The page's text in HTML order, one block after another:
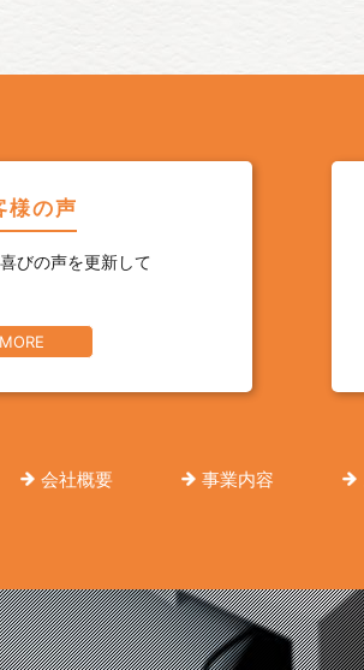
様の声
びの声を更新して
MORE
会社概要 事業内容